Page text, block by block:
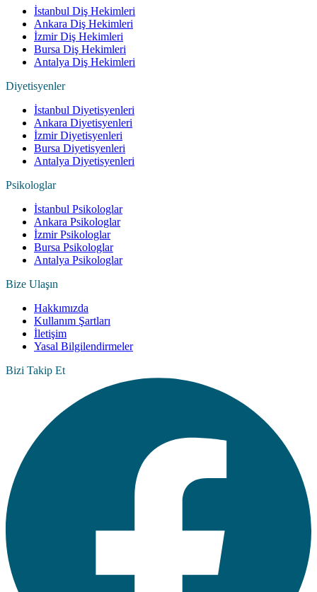
İstanbul Diş Hekimleri
Ankara Diş Hekimleri
İzmir Diş Hekimleri
Bursa Diş Hekimleri
Antalya Diş Hekimleri
Diyetisyenler
İstanbul Diyetisyenleri
Ankara Diyetisyenleri
İzmir Diyetisyenleri
Bursa Diyetisyenleri
Antalya Diyetisyenleri
Psikologlar
İstanbul Psikologlar
Ankara Psikologlar
İzmir Psikologlar
Bursa Psikologlar
Antalya Psikologlar
Bize Ulaşın
Hakkımızda
Kullanım Şartları
İletişim
Yasal Bilgilendirmeler
Bizi Takip Et